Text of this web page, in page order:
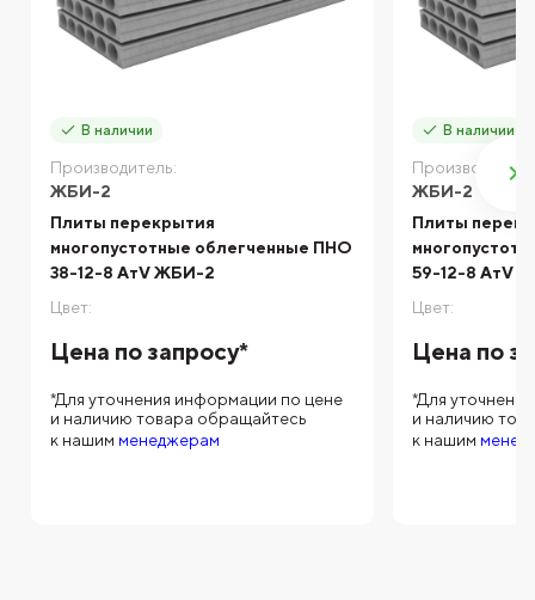
В наличии
Производитель:
ЖБИ-2
Плиты перекрытия
многопустотные облегченные ПНО
38-12-8 АтV ЖБИ-2
Цвет:
Цена по запросу*
*Для уточнения информации по цене
и наличию товара обращайтесь
к нашим менеджерам
В наличии
ЖБИ-2
Плиты
59-12-8 АтV
Цвет:
Цена по
*Для
и наличию
к нашим